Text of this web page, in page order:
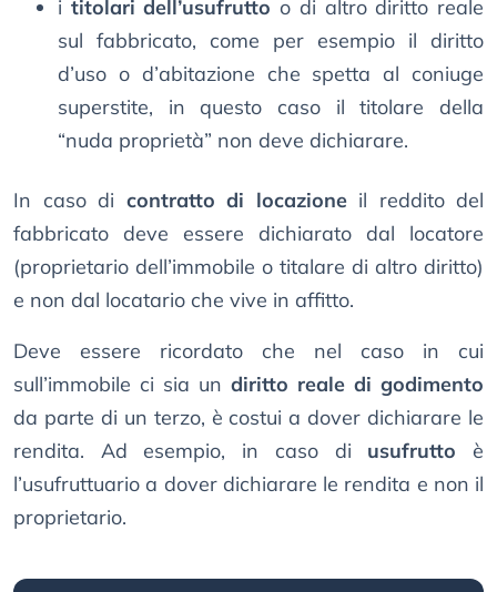
i titolari dell’usufrutto o di altro diritto reale
sul fabbricato, come per esempio il diritto
d’uso o d’abitazione che spetta al coniuge
superstite, in questo caso il titolare della
“nuda proprietà” non deve dichiarare.
In caso di contratto di locazioneil reddito del
fabbricato deve essere dichiarato dal locatore
(proprietario dell’immobile o titalare di altro diritto)
e non dal locatario che vive in affitto.
Deve essere ricordato che nel caso in cui
sull’immobile ci sia un diritto reale di godimento
da parte di un terzo, è costui a dover dichiarare le
rendita. Ad esempio, in caso di usufrutto è
l’usufruttuario a dover dichiarare le rendita e non il
proprietario.